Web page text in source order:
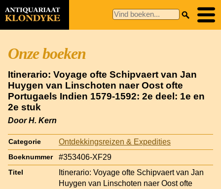
Onze boeken
Itinerario: Voyage ofte Schipvaert van Jan
Huygen van Linschoten naer Oost ofte
Portugaels Indien 1579-1592: 2e deel: 1e en
2e stuk
Door H. Kern
Categorie Ontdekkingsreizen & Expedities
Boeknummer #353406-XF29
Titel
Itinerario: Voyage ofte Schipvaert van Jan
Huygen van Linschoten naer Oost ofte